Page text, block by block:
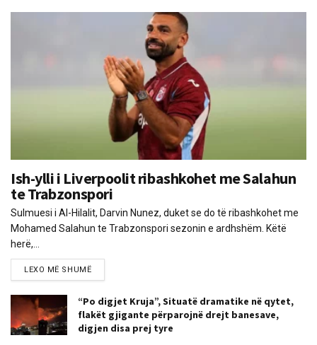
Ish-ylli i Liverpoolit ribashkohet me Salahun
te Trabzonspori
Sulmuesi i Al-Hilalit, Darvin Nunez, duket se do të ribashkohet me
Mohamed Salahun te Trabzonspori sezonin e ardhshëm. Këtë
herë,...
LEXO MË SHUMË
“Po digjet Kruja”, Situatë dramatike në qytet,
flakët gjigante përparojnë drejt banesave,
digjen disa prej tyre